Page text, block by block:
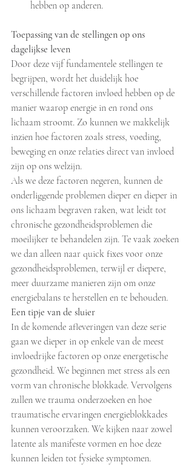
hebben op anderen.
Toepassing van de stellingen op ons
dagelijkse leven
Door deze vijf fundamentele stellingen te
begrijpen, wordt het duidelijk hoe
verschillende factoren invloed hebben op de
manier waarop energie in en rond ons
lichaam stroomt. Zo kunnen we makkelijk
inzien hoe factoren zoals stress, voeding,
beweging en onze relaties direct van invloed
zijn op ons welzijn.
Als we deze factoren negeren, kunnen de
onderliggende problemen dieper en dieper in
ons lichaam begraven raken, wat leidt tot
chronische gezondheidsproblemen die
moeilijker te behandelen zijn. Te vaak zoeken
we dan alleen naar quick fixes voor onze
gezondheidsproblemen, terwijl er diepere,
meer duurzame manieren zijn om onze
energiebalans te herstellen en te behouden.
Een tipje van de sluier
In de komende afleveringen van deze serie
gaan we dieper in op enkele van de meest
invloedrijke factoren op onze energetische
gezondheid. We beginnen met stress als een
vorm van chronische blokkade. Vervolgens
zullen we trauma onderzoeken en hoe
traumatische ervaringen energieblokkades
kunnen veroorzaken. We kijken naar zowel
latente als manifeste vormen en hoe deze
kunnen leiden tot fysieke symptomen.